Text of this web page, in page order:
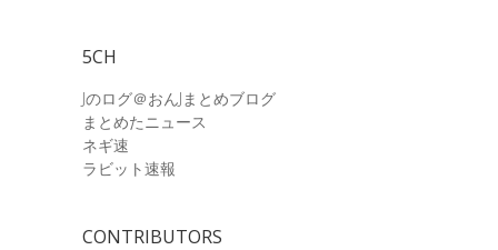
5CH
Jのログ＠おんJまとめブログ
まとめたニュース
ネギ速
ラビット速報
CONTRIBUTORS